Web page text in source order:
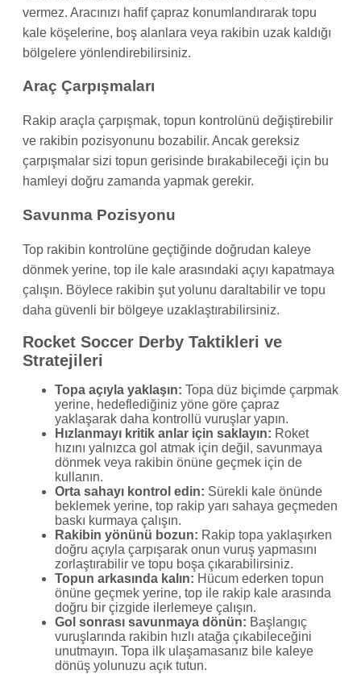
vermez. Aracınızı hafif çapraz konumlandırarak topu
kale köşelerine, boş alanlara veya rakibin uzak kaldığı
bölgelere yönlendirebilirsiniz.
Araç Çarpışmaları
Rakip araçla çarpışmak, topun kontrolünü değiştirebilir
ve rakibin pozisyonunu bozabilir. Ancak gereksiz
çarpışmalar sizi topun gerisinde bırakabileceği için bu
hamleyi doğru zamanda yapmak gerekir.
Savunma Pozisyonu
Top rakibin kontrolüne geçtiğinde doğrudan kaleye
dönmek yerine, top ile kale arasındaki açıyı kapatmaya
çalışın. Böylece rakibin şut yolunu daraltabilir ve topu
daha güvenli bir bölgeye uzaklaştırabilirsiniz.
Rocket Soccer Derby Taktikleri ve
Stratejileri
Topa açıyla yaklaşın: Topa düz biçimde çarpmak
yerine, hedeflediğiniz yöne göre çapraz
yaklaşarak daha kontrollü vuruşlar yapın.
Hızlanmayı kritik anlar için saklayın: Roket
hızını yalnızca gol atmak için değil, savunmaya
dönmek veya rakibin önüne geçmek için de
kullanın.
Orta sahayı kontrol edin: Sürekli kale önünde
beklemek yerine, top rakip yarı sahaya geçmeden
baskı kurmaya çalışın.
Rakibin yönünü bozun: Rakip topa yaklaşırken
doğru açıyla çarpışarak onun vuruş yapmasını
zorlaştırabilir ve topu boşa çıkarabilirsiniz.
Topun arkasında kalın: Hücum ederken topun
önüne geçmek yerine, top ile rakip kale arasında
doğru bir çizgide ilerlemeye çalışın.
Gol sonrası savunmaya dönün: Başlangıç
vuruşlarında rakibin hızlı atağa çıkabileceğini
unutmayın. Topa ilk ulaşamasanız bile kaleye
dönüş yolunuzu açık tutun.